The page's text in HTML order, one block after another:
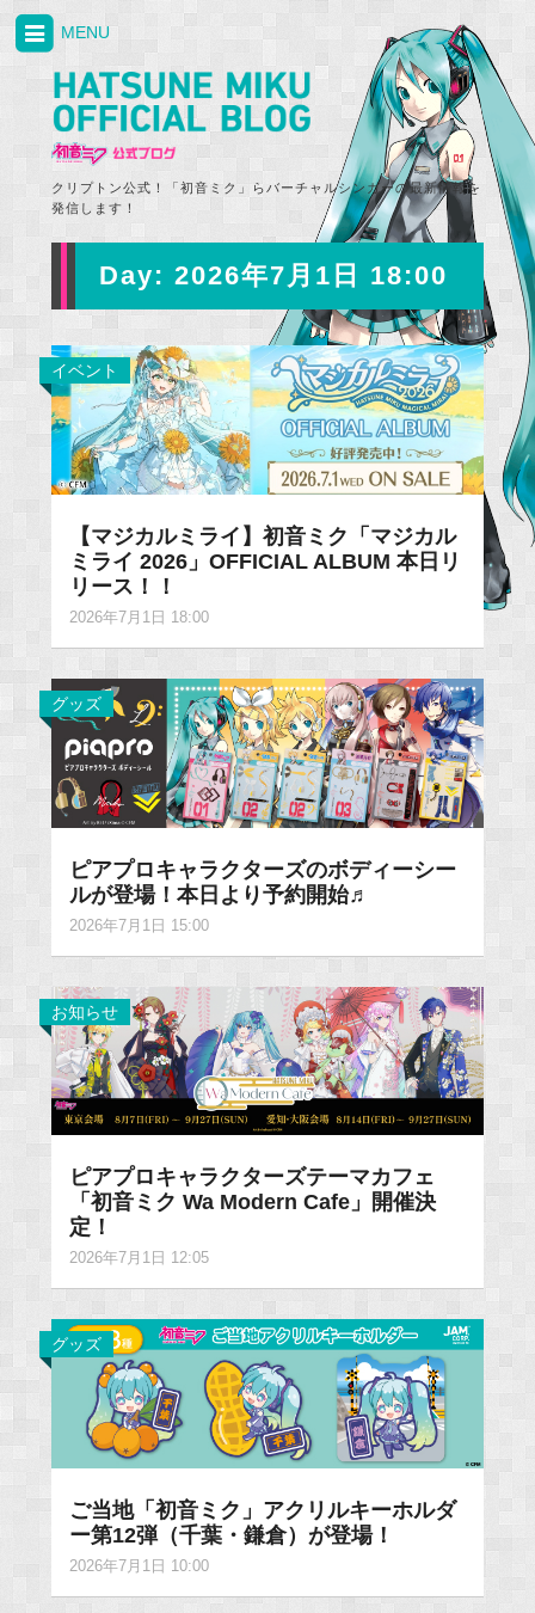
クリプトン公式！「初音ミク」らバーチャルシンガーの最新情報を
発信します！
MENU
Day: 2026年7月1日 18:00
イベント
【マジカルミライ】初音ミク「マジカル
ミライ 2026」OFFICIAL ALBUM 本日リ
リース！！
2026年7月1日 18:00
グッズ
ピアプロキャラクターズのボディーシー
ルが登場！本日より予約開始♬
2026年7月1日 15:00
お知らせ
ピアプロキャラクターズテーマカフェ
「初音ミク Wa Modern Cafe」開催決
定！
2026年7月1日 12:05
グッズ
ご当地「初音ミク」アクリルキーホルダ
ー第12弾（千葉・鎌倉）が登場！
2026年7月1日 10:00